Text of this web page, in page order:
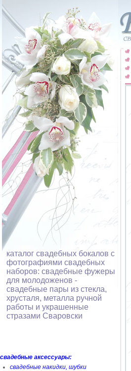
каталог свадебных бокалов с
фотографиями свадебных
наборов: свадебные фужеры
для молодоженов -
свадебные пары из стекла,
хрусталя, металла ручной
работы и украшенные
стразами Сваровски
свадебные аксессуары:
свадебные накидки, шубки